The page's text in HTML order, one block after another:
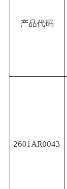
产品代码
2601AR0043